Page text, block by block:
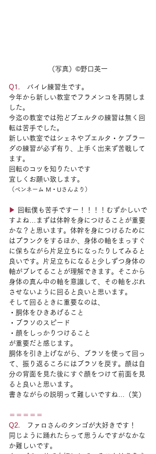
（写真） ©野口英一
Q1.
バイレ練習生です。
今年から新しい教室でフラメンコを再開しま
した。
今迄の教室では殆どブエルタの練習は無く回
転は苦手でした。
新しい教室ではシェネやブエルタ・ケブラー
ダの練習が必ず有り、上手く出来ず苦戦して
ます。
回転のコツを知りたいです
宜しくお願い致します。
（ペンネーム M・Uさんより）
▶︎
回転僕も苦手ですー！！！！むずかしいで
すよね…まずは体幹を身につけることが重要
かな？と思います。体幹を身につけるために
はプランクをするほか、身体の軸をまっすぐ
に保ちながら片足立ちになったりしてみると
良いです。片足立ちになると少しずつ身体の
軸がブレてることが理解できます。そこから
身体の真ん中の軸を意識して、その軸をぶれ
させないように回ると良いと思います。
そして回るときに重要なのは、
・胴体をひきあげること
・ブラソのスピード
・顔をしっかりつけること
が重要だと感じます。
胴体を引き上げながら、ブラソを使って回っ
て、振り返るころにはブラソを戻す。顔は自
分の背面を見た後にすぐ顔をつけて前面を見
ると良いと思います。
書きながらの説明って難しいですね…（笑）
＝＝＝＝＝
Q2.
ファロさんのタンゴが大好きです！
同じように踊れたらって思うんですがなかな
か難しいです。